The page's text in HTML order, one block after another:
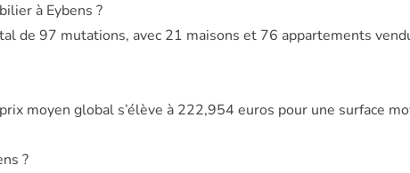
à Eybens ?
de 97 mutations, avec 21 maisons et 76 appartements
moyen global s’élève à 222,954 euros pour une surface
?